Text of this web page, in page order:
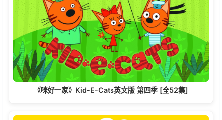
《咪好一家》Kid-E-Cats英文版‎ 第四季 [全52集]